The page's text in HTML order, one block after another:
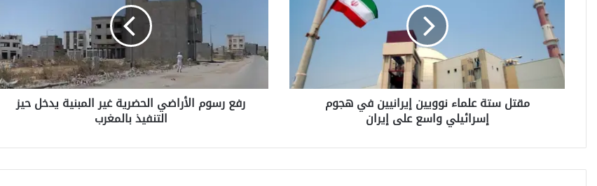
ة
ع
ل
ن
و
مقتل ستة علماء نوويين إيرانيين في هجوم
إسرائيلي واسع على إيران
و
م
ل
ض
ا
رفع رسوم الأراضي الحضرية غير المبنية يدخل حيز
التنفيذ بالمغرب